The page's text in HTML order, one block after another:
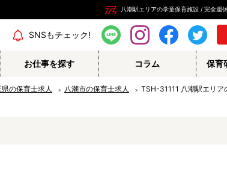
八潮駅エリアの学童保育施設 / 完全週
SNSもチェック!
お仕事を探す コラム 保育
の保育士求人 八潮市の保育士求人
TSH-31111 八潮駅エリア
ア情報